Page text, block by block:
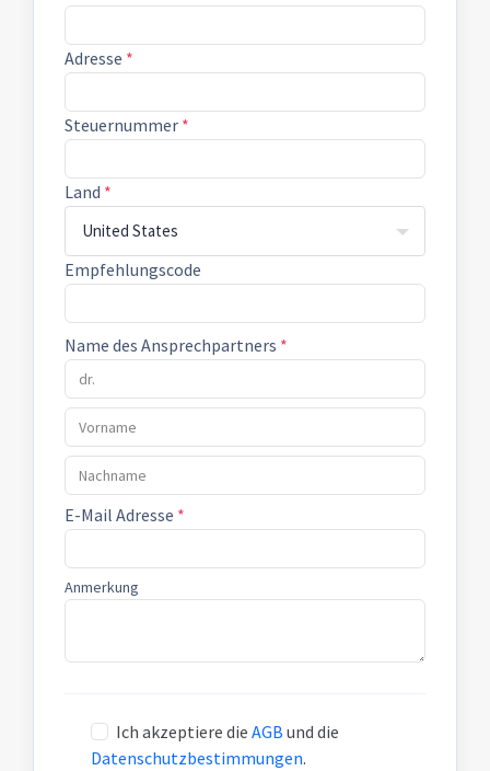
Adresse *
Steuernummer *
Land *
United States
Empfehlungscode
Name des Ansprechpartners *
E-Mail Adresse *
Anmerkung
Ich akzeptiere die AGB und die
Datenschutzbestimmungen.